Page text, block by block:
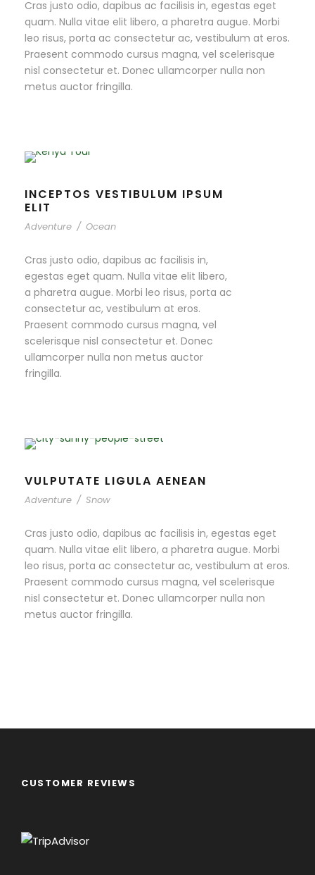
Cras justo odio, dapibus ac facilisis in, egestas eget
quam. Nulla vitae elit libero, a pharetra augue. Morbi
leo risus, porta ac consectetur ac, vestibulum at eros.
Praesent commodo cursus magna, vel scelerisque
nisl consectetur et. Donec ullamcorper nulla non
metus auctor fringilla.
INCEPTOS VESTIBULUM IPSUM
ELIT
Adventure / Ocean
Cras justo odio, dapibus ac facilisis in,
egestas eget quam. Nulla vitae elit libero,
a pharetra augue. Morbi leo risus, porta ac
consectetur ac, vestibulum at eros.
Praesent commodo cursus magna, vel
scelerisque nisl consectetur et. Donec
ullamcorper nulla non metus auctor
fringilla.
VULPUTATE LIGULA AENEAN
Adventure / Snow
Cras justo odio, dapibus ac facilisis in, egestas eget
quam. Nulla vitae elit libero, a pharetra augue. Morbi
leo risus, porta ac consectetur ac, vestibulum at eros.
Praesent commodo cursus magna, vel scelerisque
nisl consectetur et. Donec ullamcorper nulla non
metus auctor fringilla.
CUSTOMER REVIEWS